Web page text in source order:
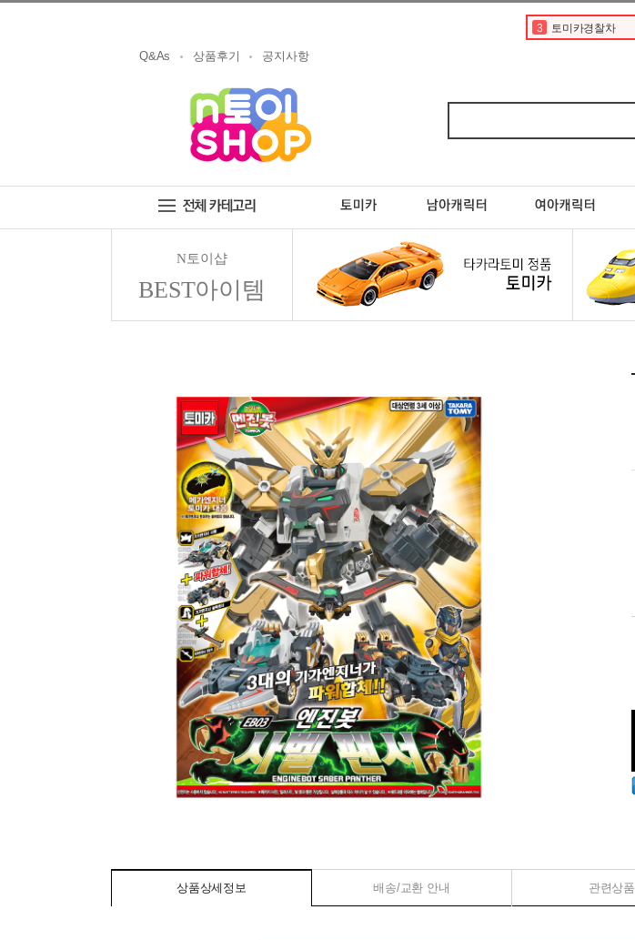
3 토미카경찰차
6 토미카 프리미엄
9 포켓몬스터카드
10 포케몬 카드
2
Q&As 상품후기 공지사항
N토이샵
BEST아이템
상품상세정보 배송/교환 안내 관련상품